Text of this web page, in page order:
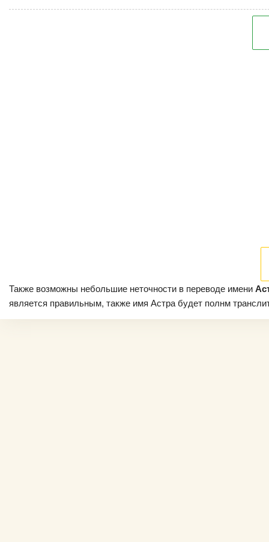
Также возможны небольшие неточности в переводе имени
является правильным, также имя Астра будет полнм